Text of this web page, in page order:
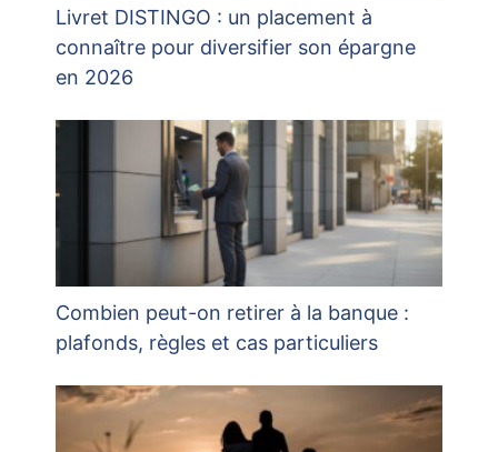
Livret DISTINGO : un placement à
connaître pour diversifier son épargne
en 2026
Combien peut-on retirer à la banque :
plafonds, règles et cas particuliers